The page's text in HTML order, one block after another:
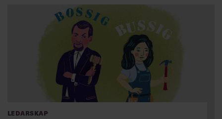
Prenumerera
Ledarskap